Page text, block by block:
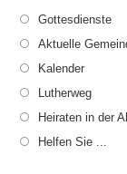
Gottesdienste
Aktuelle
Kalender
Lutherweg
Heiraten in der
Helfen Sie ...